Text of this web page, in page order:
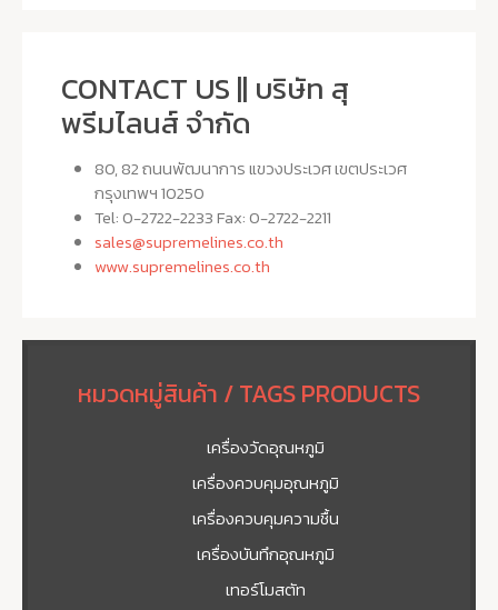
CONTACT US || บริษัท สุ
พรีมไลนส์ จำกัด
80, 82 ถนนพัฒนาการ แขวงประเวศ เขตประเวศ
กรุงเทพฯ 10250
Tel: 0-2722-2233 Fax: 0-2722-2211
sales@supremelines.co.th
www.supremelines.co.th
หมวดหมู่สินค้า / TAGS PRODUCTS
เครื่องวัดอุณหภูมิ
เครื่องควบคุมอุณหภูมิ
เครื่องควบคุมความชื้น
เครื่องบันทึกอุณหภูมิ
เทอร์โมสตัท